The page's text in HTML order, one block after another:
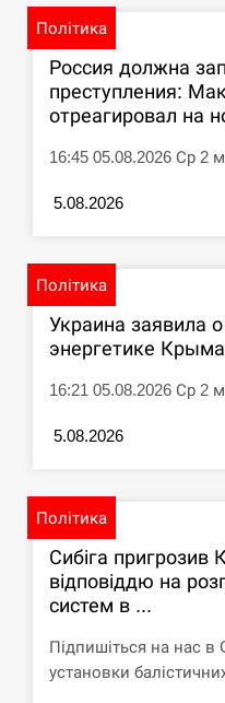
СЕРПЕНЬ
11:53
Под огнем
почта”: что
СЕРПЕНЬ
У зоопарку Токіо
СЕРПЕНЬ
11:23
Россияне ударили
есть пострадавшие
Політика
Россия должна
преступления:
отреагировал на
16:45 05.08.2026 Ср 2
5.08.2026
Політика
Украина заявила
энергетике Крыма
16:21 05.08.2026 Ср 2
5.08.2026
Політика
Сибіга
відповіддю на
систем в ...
Підпишіться на нас в
установки